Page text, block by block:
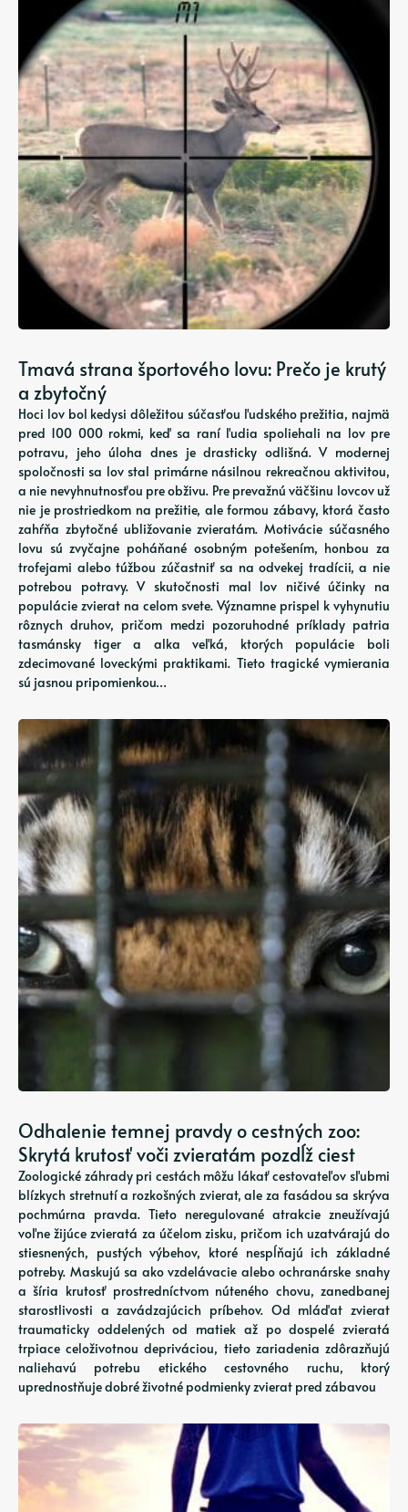
Tmavá strana športového lovu: Prečo je krutý
a zbytočný
Hoci lov bol kedysi dôležitou súčasťou ľudského prežitia, najmä
pred 100 000 rokmi, keď sa raní ľudia spoliehali na lov pre
potravu, jeho úloha dnes je drasticky odlišná. V modernej
spoločnosti sa lov stal primárne násilnou rekreačnou aktivitou,
a nie nevyhnutnosťou pre obživu. Pre prevažnú väčšinu lovcov už
nie je prostriedkom na prežitie, ale formou zábavy, ktorá často
zahŕňa zbytočné ubližovanie zvieratám. Motivácie súčasného
lovu sú zvyčajne poháňané osobným potešením, honbou za
trofejami alebo túžbou zúčastniť sa na odvekej tradícii, a nie
potrebou potravy. V skutočnosti mal lov ničivé účinky na
populácie zvierat na celom svete. Významne prispel k vyhynutiu
rôznych druhov, pričom medzi pozoruhodné príklady patria
tasmánsky tiger a alka veľká, ktorých populácie boli
zdecimované loveckými praktikami. Tieto tragické vymierania
sú jasnou pripomienkou…
Odhalenie temnej pravdy o cestných zoo:
Skrytá krutosť voči zvieratám pozdĺž ciest
Zoologické záhrady pri cestách môžu lákať cestovateľov sľubmi
blízkych stretnutí a rozkošných zvierat, ale za fasádou sa skrýva
pochmúrna pravda. Tieto neregulované atrakcie zneužívajú
voľne žijúce zvieratá za účelom zisku, pričom ich uzatvárajú do
stiesnených, pustých výbehov, ktoré nespĺňajú ich základné
potreby. Maskujú sa ako vzdelávacie alebo ochranárske snahy
a šíria krutosť prostredníctvom núteného chovu, zanedbanej
starostlivosti a zavádzajúcich príbehov. Od mláďat zvierat
traumaticky oddelených od matiek až po dospelé zvieratá
trpiace celoživotnou depriváciou, tieto zariadenia zdôrazňujú
naliehavú potrebu etického cestovného ruchu, ktorý
uprednostňuje dobré životné podmienky zvierat pred zábavou